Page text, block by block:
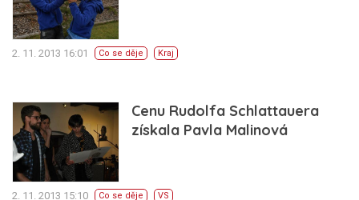
2. 11. 2013 16:01 Co se děje Kraj
Cenu Rudolfa Schlattauera
získala Pavla Malinová
2. 11. 2013 15:10 Co se děje VS